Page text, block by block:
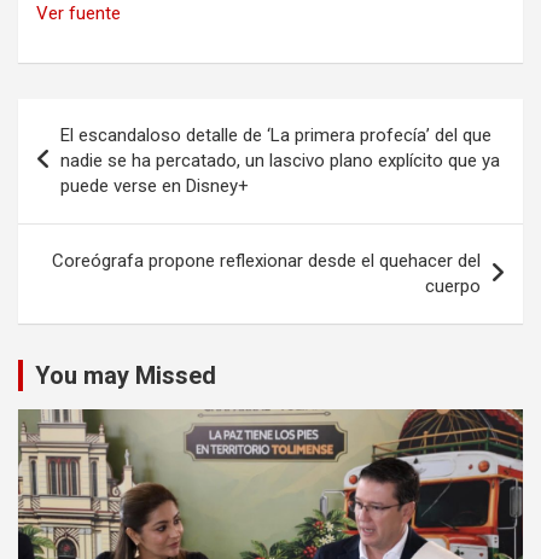
Ver fuente
de
entradas
El escandaloso detalle de ‘La primera profecía’ del que
nadie se ha percatado, un lascivo plano explícito que ya
puede verse en Disney+
Coreógrafa propone reflexionar desde el quehacer del
cuerpo
You may Missed